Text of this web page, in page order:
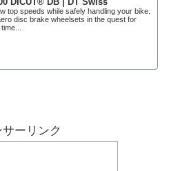
top speeds while safely handling your bike.
disc brake wheelsets in the quest for
ーリンク